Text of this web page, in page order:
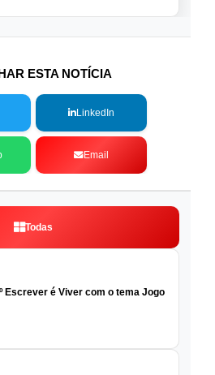
ESTA NOTÍCIA
LinkedIn
Email
Escrever é Viver com o tema Jogo
Todas